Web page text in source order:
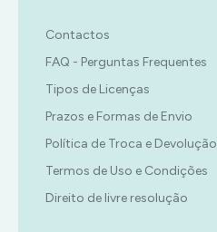
Contactos
FAQ - Perguntas Frequentes
Tipos de Licenças
Prazos e Formas de Envio
Política de Troca e Devolução
Termos de Uso e Condições
Direito de livre resolução